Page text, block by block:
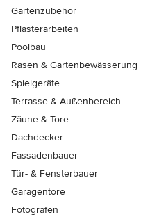
Gartenzubehör
Pflasterarbeiten
Poolbau
Rasen & Gartenbewässerung
Spielgeräte
Terrasse & Außenbereich
Zäune & Tore
Dachdecker
Fassadenbauer
Tür- & Fensterbauer
Garagentore
Fotografen